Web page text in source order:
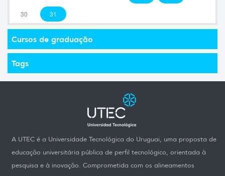
30 31
Cursos de graduação
Tags
A UTEC é a Universidade Tecnológica do Uruguai, uma proposta de
educação universitária pública de perfil tecnológico, orientada à
pesquisa e à inovação. Comprometida com os alineamentos